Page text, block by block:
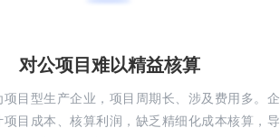
对公项目难以精益核算
项目型生产企业，项目周期长、涉及费用多。企
项目成本、核算利润，缺乏精细化成本核算，导